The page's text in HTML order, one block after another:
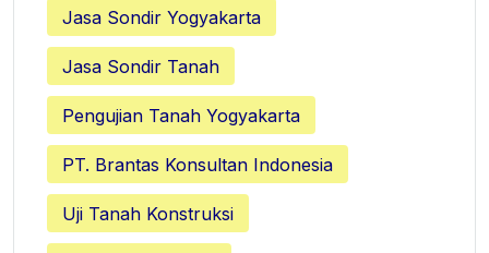
Jasa Sondir Yogyakarta
Jasa Sondir Tanah
Pengujian Tanah Yogyakarta
PT. Brantas Konsultan Indonesia
Uji Tanah Konstruksi